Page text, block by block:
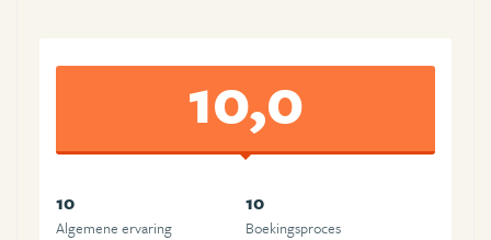
10,0
10
Algemene ervaring
10
Boekingsproces